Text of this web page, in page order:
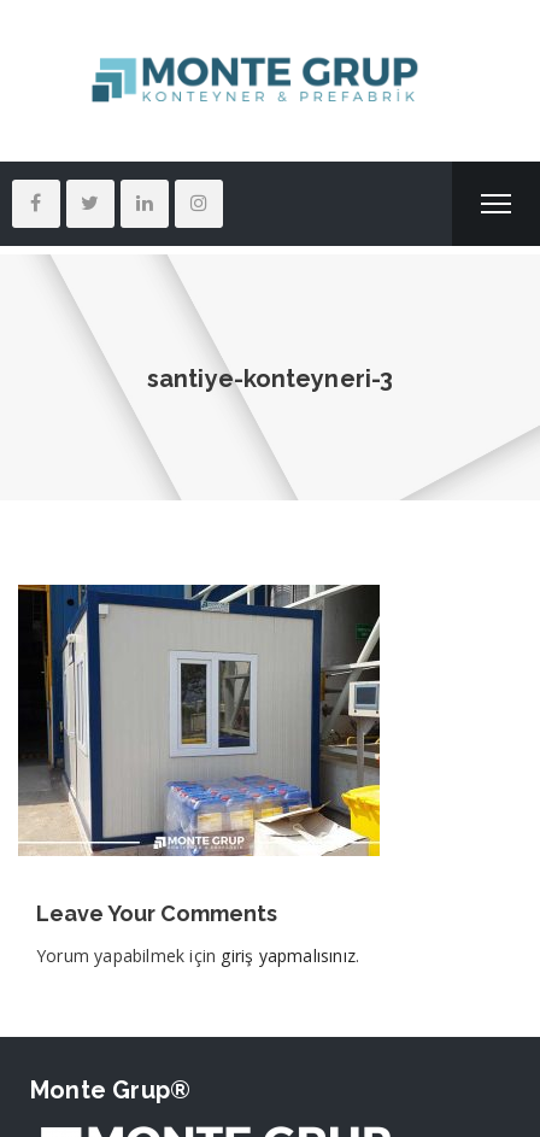
santiye-konteyneri-3
Leave Your Comments
Yorum yapabilmek için giriş yapmalısınız.
Monte Grup®